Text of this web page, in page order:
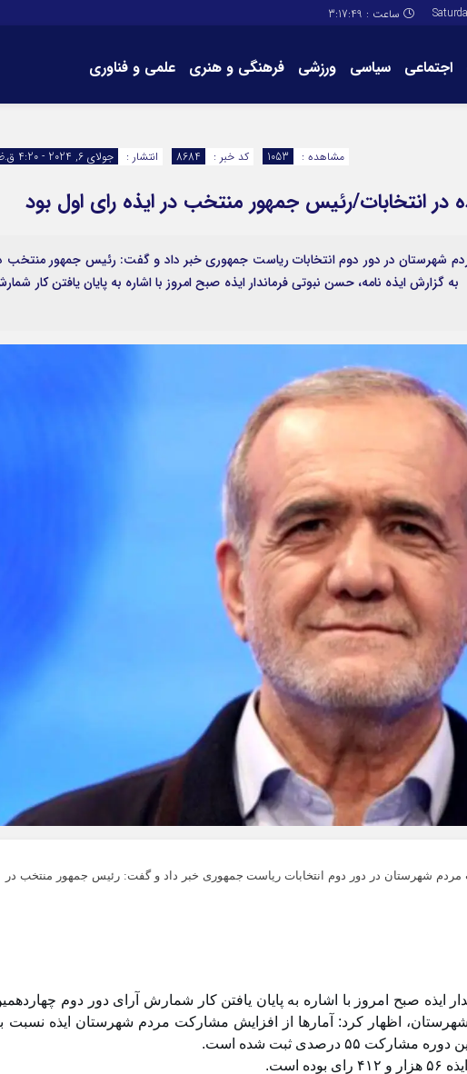
ساعت : 3:17:50
اجتماعی سیاسی ورزشی فرهنگی و هنری علمی و فناوری
انتشار :
جولای 6, 2024 - 4:20 ق.ظ کد خبر : 8684 مشاهده : 1053
شهرستان در دور دوم انتخابات ریاست جمهوری خبر داد و گفت: رئیس جمهور منتخب
ایذه نامه، حسن نبوتی فرماندار ایذه صبح امروز با اشاره به پایان یافتن کار
مردم شهرستان در دور دوم انتخابات ریاست جمهوری خبر داد و گفت: رئیس جمهور منتخب در
ایذه صبح امروز با اشاره به پایان یافتن کار شمارش آرای دور دوم
اظهار کرد: آمارها از افزایش مشارکت مردم شهرستان ایذه نسبت
درصدی ثبت شده است.
است.